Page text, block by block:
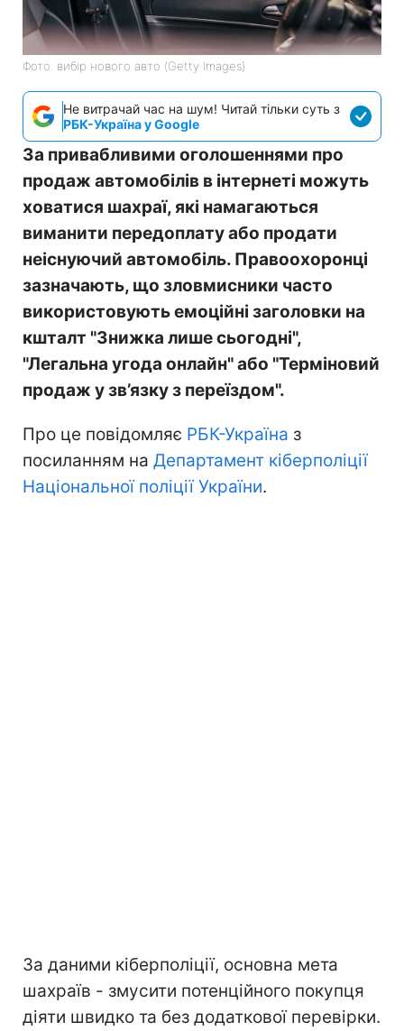
Фото: вибір нового авто (Getty Images)
Не витрачай час на шум! Читай тільки суть з
РБК-Україна у Google
За привабливими оголошеннями про
продаж автомобілів в інтернеті можуть
ховатися шахраї, які намагаються
виманити передоплату або продати
неіснуючий автомобіль. Правоохоронці
зазначають, що зловмисники часто
використовують емоційні заголовки на
кшталт "Знижка лише сьогодні",
"Легальна угода онлайн" або "Терміновий
продаж у зв’язку з переїздом".
Про це повідомляє РБК-Україна з
посиланням на Департамент кіберполіції
Національної поліції України.
За даними кіберполіції, основна мета
шахраїв - змусити потенційного покупця
діяти швидко та без додаткової перевірки.